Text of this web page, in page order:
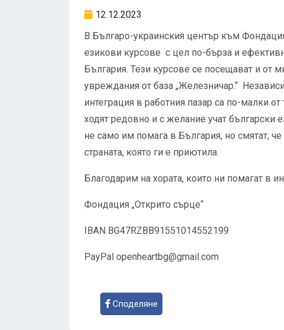
12.12.2023
В Българо-украинския център към
езикови курсове с цел по-бърза и
България. Тези курсове се посещават и от
увреждания от база „Железничар.“
интеграция в работния пазар са по-малки
ходят редовно и с желание учат български
не само им помага в България, но смятат,
страната, която ги е приютила.
Благодарим на хората, които ни помагат в
Фондация „Открито сърце“
IBAN BG47RZBB91551014552199
PayPal openheartbg@gmail.com
Споделяне